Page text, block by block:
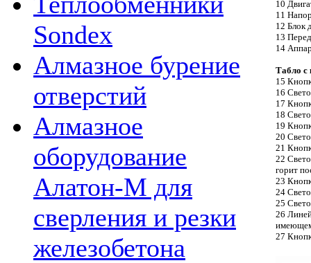
Sondex
Алмазное бурение
отверстий
Алмазное
оборудование
Алатон-М для
сверления и резки
железобетона
10
11
12 Блок
13
14
Табло с
15
16
17
18
19
20
21
22
горит
23
24
25
26
27